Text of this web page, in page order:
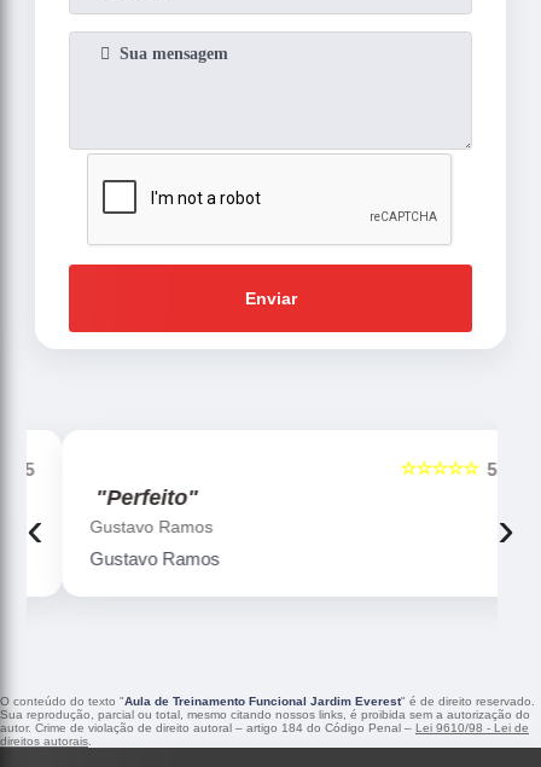
Enviar
5
☆☆☆☆☆
"Perfeito"
Gustavo Ramos
Gustavo Ramos
‹ ›
O conteúdo do texto "Aula de Treinamento Funcional Jardim Everest" é de direito reservado.
Sua reprodução, parcial ou total, mesmo citando nossos links, é proibida sem a autorização do
autor. Crime de violação de direito autoral – artigo 184 do Código Penal – Lei 9610/98 - Lei de
direitos autorais